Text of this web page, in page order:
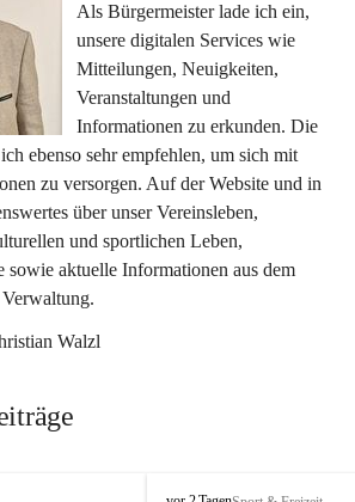
Als Bürgermeister lade ich ein,
unsere digitalen Services wie
Mitteilungen, Neuigkeiten,
Veranstaltungen und
Informationen zu erkunden. Die
ebenso sehr empfehlen, um sich mit
zu versorgen. Auf der Website und in
über unser Vereinsleben,
und sportlichen Leben,
sowie aktuelle Informationen aus dem
Walzl